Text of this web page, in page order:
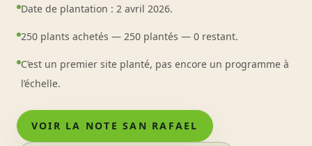
Date de plantation : 2 avril 2026.
250 plants achetés — 250 plantés — 0 restant.
C’est un premier site planté, pas encore un programme à
l’échelle.
VOIR LA NOTE SAN RAFAEL